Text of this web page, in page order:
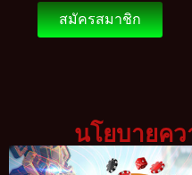
สมัครสมาชิก
นโยบายค